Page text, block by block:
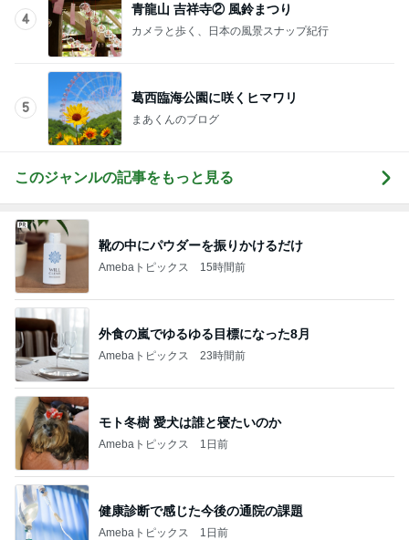
4
青龍山 吉祥寺② 風鈴まつり
カメラと歩く、日本の風景スナップ紀行
5
葛西臨海公園に咲くヒマワリ
まあくんのブログ
このジャンルの記事をもっと見る
靴の中にパウダーを振りかけるだけ
Amebaトピックス 15時間前
外食の嵐でゆるゆる目標になった8月
Amebaトピックス 23時間前
モト冬樹 愛犬は誰と寝たいのか
Amebaトピックス 1日前
健康診断で感じた今後の通院の課題
Amebaトピックス 1日前